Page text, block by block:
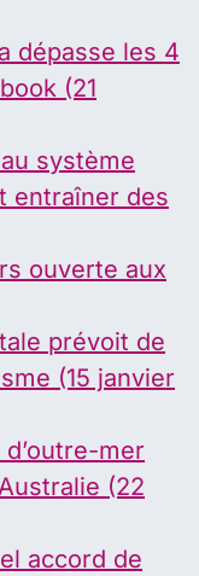
dépasse les 4
(21
système
entraîner des
ouverte aux
prévoit de
(15 janvier
mer
(22
accord de